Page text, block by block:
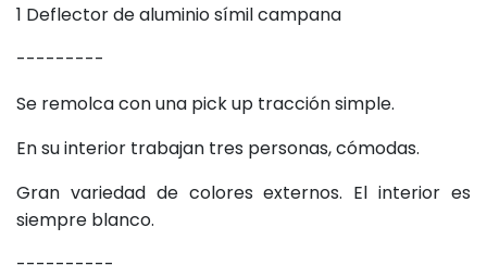
1 Deflector de aluminio símil campana
---------
Se remolca con una pick up tracción simple.
En su interior trabajan tres personas, cómodas.
Gran variedad de colores externos. El interior es
siempre blanco.
----------